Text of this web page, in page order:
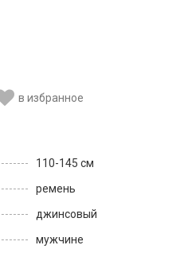
в избранное
110-145 см
ремень
джинсовый
мужчине